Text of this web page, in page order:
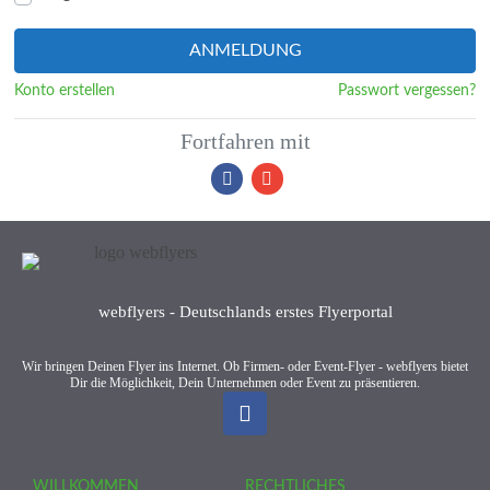
ANMELDUNG
Konto erstellen Passwort vergessen?
Fortfahren mit
webflyers - Deutschlands erstes Flyerportal
Wir bringen Deinen Flyer ins Internet. Ob Firmen- oder Event-Flyer - webflyers bietet
Dir die Möglichkeit, Dein Unternehmen oder Event zu präsentieren.